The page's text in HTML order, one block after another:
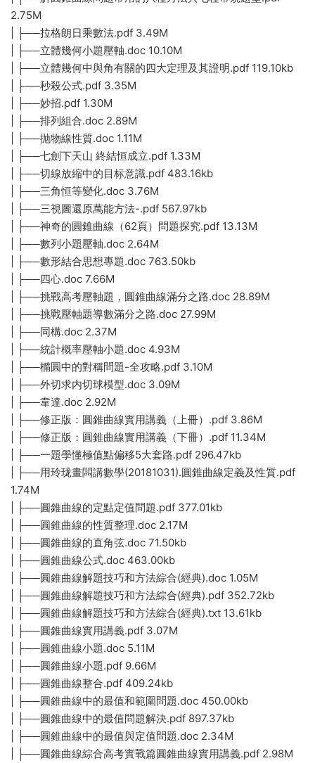
2.75M
| ├──拉格朗日乘數法.pdf 3.49M
| ├──立體幾何小題壓軸.doc 10.10M
| ├──立體幾何中與角有關的四大定理及其證明.pdf 119.10kb
| ├──秒殺公式.pdf 3.35M
| ├──妙招.pdf 1.30M
| ├──排列組合.doc 2.89M
| ├──抛物線性質.doc 1.11M
| ├──七劍下天山 終結恒成立.pdf 1.33M
| ├──切線放縮中的目标意識.pdf 483.16kb
| ├──三角恒等變化.doc 3.76M
| ├──三視圖還原萬能方法-.pdf 567.97kb
| ├──神奇的圓錐曲線（62頁）問題探究.pdf 13.13M
| ├──數列小題壓軸.doc 2.64M
| ├──數形結合思想專題.doc 763.50kb
| ├──四心.doc 7.66M
| ├──挑戰高考壓軸題，圓錐曲線滿分之路.doc 28.89M
| ├──挑戰壓軸題導數滿分之路.doc 27.99M
| ├──同構.doc 2.37M
| ├──統計概率壓軸小題.doc 4.93M
| ├──橢圓中的對稱問題-全攻略.pdf 3.10M
| ├──外切求内切球模型.doc 3.09M
| ├──韋達.doc 2.92M
| ├──修正版：圓錐曲線實用講義（上冊）.pdf 3.86M
| ├──修正版：圓錐曲線實用講義（下冊）.pdf 11.34M
| ├──一題學懂極值點偏移5大套路.pdf 296.47kb
| ├──用玲珑畫闆講數學(20181031).圓錐曲線定義及性質.pdf
1.74M
| ├──圓錐曲線的定點定值問題.pdf 377.01kb
| ├──圓錐曲線的性質整理.doc 2.17M
| ├──圓錐曲線的直角弦.doc 71.50kb
| ├──圓錐曲線公式.doc 463.00kb
| ├──圓錐曲線解題技巧和方法綜合(經典).doc 1.05M
| ├──圓錐曲線解題技巧和方法綜合(經典).pdf 352.72kb
| ├──圓錐曲線解題技巧和方法綜合(經典).txt 13.61kb
| ├──圓錐曲線實用講義.pdf 3.07M
| ├──圓錐曲線小題.doc 5.11M
| ├──圓錐曲線小題.pdf 9.66M
| ├──圓錐曲線整合.pdf 409.24kb
| ├──圓錐曲線中的最值和範圍問題.doc 450.00kb
| ├──圓錐曲線中的最值問題解決.pdf 897.37kb
| ├──圓錐曲線中的最值與定值問題.doc 2.34M
| ├──圓錐曲線綜合高考實戰篇圓錐曲線實用講義.pdf 2.98M